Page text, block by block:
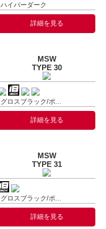
ハイパーダーク
詳細を見る
MSW
TYPE 30
グロスブラック/ポ...
詳細を見る
MSW
TYPE 31
グロスブラック/ポ...
詳細を見る